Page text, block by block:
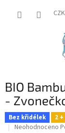
CZK
BIO
-
Bez křidélek 2
Průměrné
Neohodnoceno